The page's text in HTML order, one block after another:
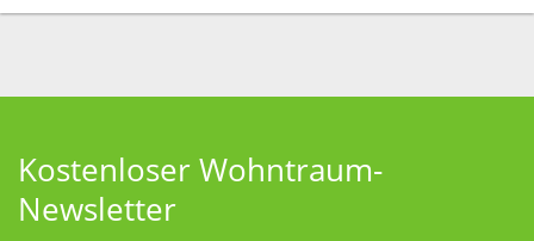
Kostenloser Wohntraum-
Newsletter